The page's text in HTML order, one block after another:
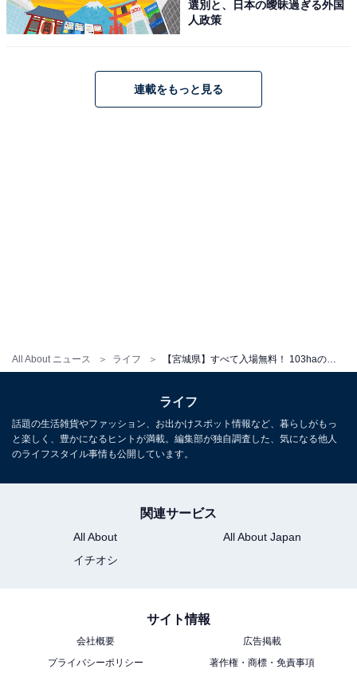
All About ニュース ライフ
2分
【宮城県】3公園すべて入場無料！ アスレチ
ックで体を動かせる、森の大型公園3選
「やまいちサステナパーク七北田公園」は入場無
料！ スタジアム・遊具・池がそろう泉の総合公園
選別と、日本の曖昧過ぎる外国
人政策
連載をもっと見る
ライフ
話題の生活雑貨やファッション、お出かけスポット情報など、暮らしがもっ
と楽しく、豊かになるヒントが満載。編集部が独自調査した、気になる他人
のライフスタイル事情も公開しています。
関連サービス
All About
All About Japan
イチオシ
サイト情報
会社概要
広告掲載
プライバシーポリシー
著作権・商標・免責事項